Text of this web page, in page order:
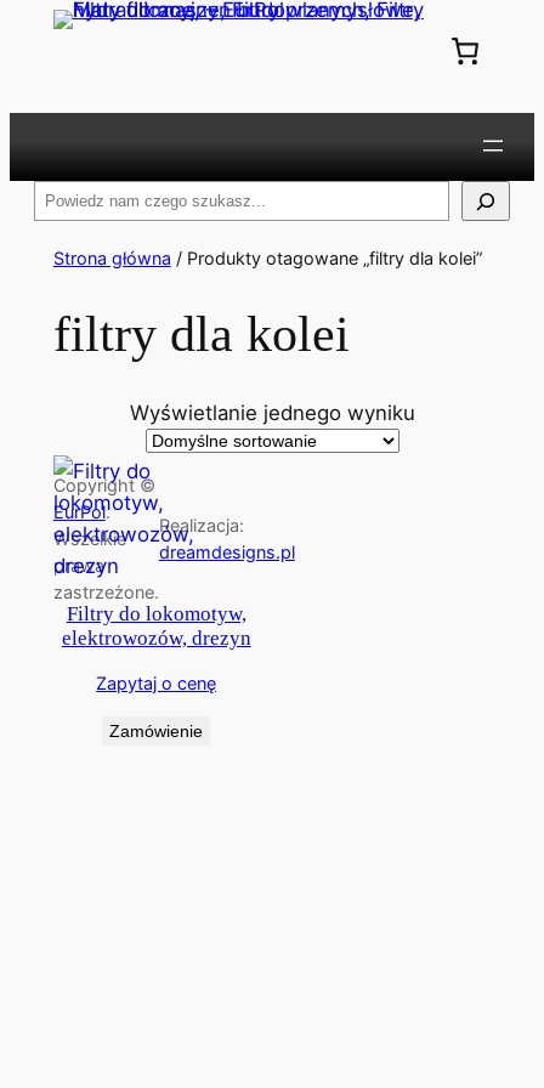
Przejdź
Szukaj
Strona główna / Produkty otagowane „filtry dla kolei”
filtry dla kolei
Wyświetlanie jednego wyniku
Filtry do lokomotyw,
elektrowozów, drezyn
Zapytaj o cenę
Zamówienie
Copyright ©
EurPol.
Wszelkie
prawa
zastrzeżone.
Realizacja:
dreamdesigns.pl